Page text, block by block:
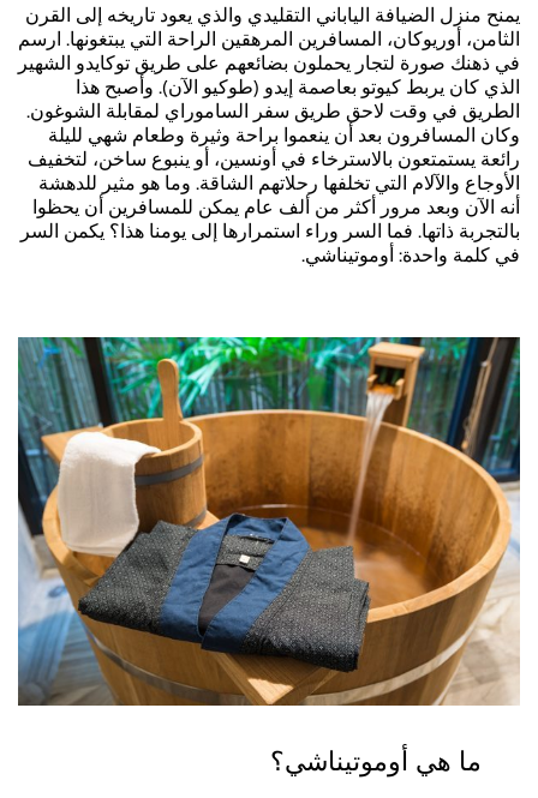
يمنح منزل الضيافة الياباني التقليدي والذي يعود تاريخه إلى القرن
الثامن، أوريوكان، المسافرين المرهقين الراحة التي يبتغونها. ارسم
في ذهنك صورة لتجار يحملون بضائعهم على طريق توكايدو الشهير
الذي كان يربط كيوتو بعاصمة إيدو (طوكيو الآن). وأصبح هذا
الطريق في وقت لاحق طريق سفر الساموراي لمقابلة الشوغون.
وكان المسافرون بعد أن ينعموا براحة وثيرة وطعام شهي لليلة
رائعة يستمتعون بالاسترخاء في أونسين، أو ينبوع ساخن، لتخفيف
الأوجاع والآلام التي تخلفها رحلاتهم الشاقة. وما هو مثير للدهشة
أنه الآن وبعد مرور أكثر من ألف عام يمكن للمسافرين أن يحظوا
بالتجربة ذاتها. فما السر وراء استمرارها إلى يومنا هذا؟ يكمن السر
في كلمة واحدة: أوموتيناشي.
ما هي أوموتيناشي؟